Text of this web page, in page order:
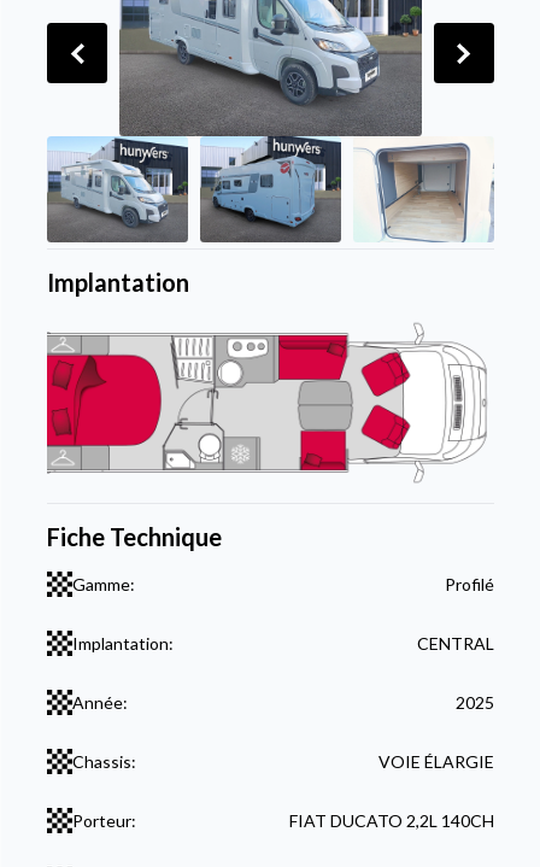
Implantation
Fiche Technique
Gamme: Profilé
Implantation: CENTRAL
Année: 2025
Chassis: VOIE ÉLARGIE
Porteur: FIAT DUCATO 2,2L 140CH